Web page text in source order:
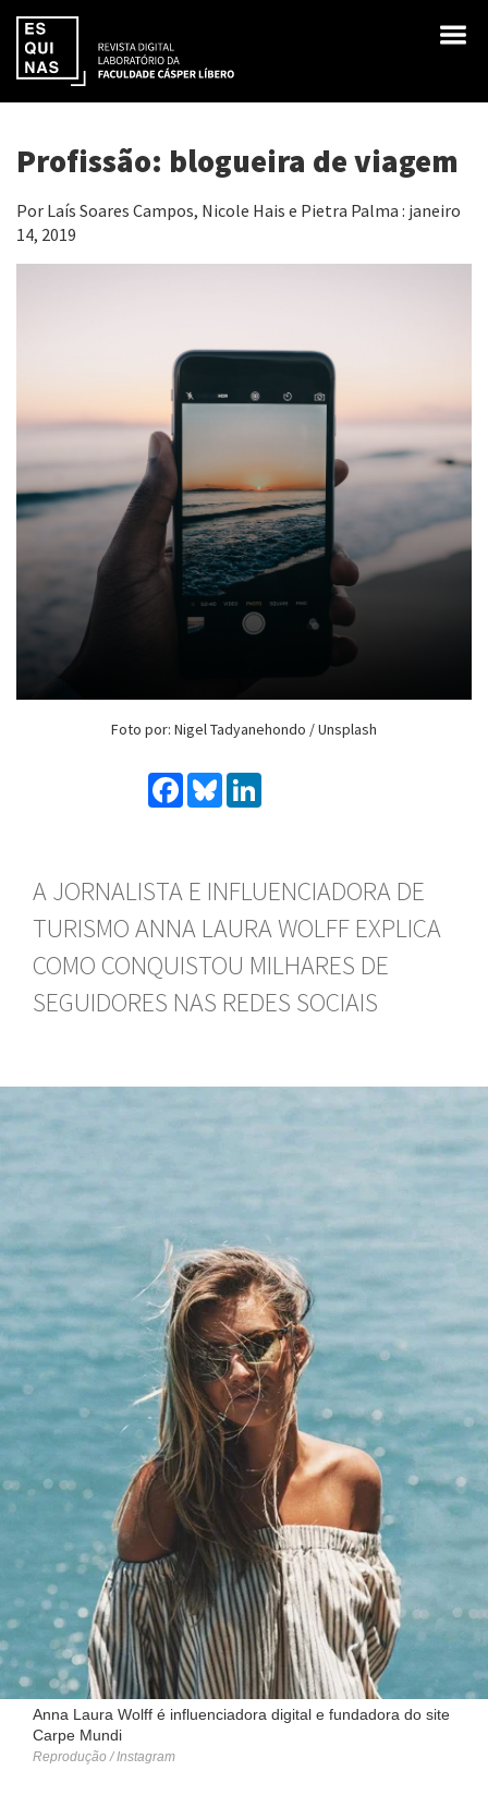
Profissão: blogueira de viagem
Por Laís Soares Campos, Nicole Hais e Pietra Palma : janeiro
14, 2019
Foto por: Nigel Tadyanehondo / Unsplash
Facebook
Bluesky
A JORNALISTA E INFLUENCIADORA DE
TURISMO ANNA LAURA WOLFF EXPLICA
COMO CONQUISTOU MILHARES DE
SEGUIDORES NAS REDES SOCIAIS
Anna Laura Wolff é influenciadora digital e fundadora do site
Carpe Mundi
Reprodução / Instagram